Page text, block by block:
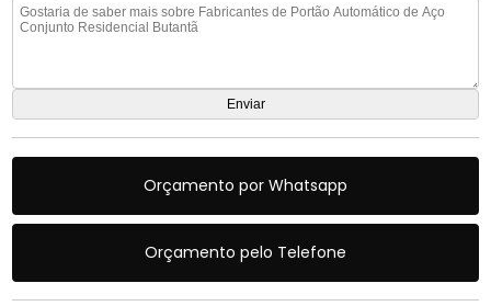
Orçamento por Whatsapp
Orçamento pelo Telefone